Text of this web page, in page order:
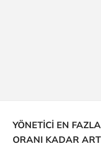
YÖNETİCİ EN
ORANI KADAR